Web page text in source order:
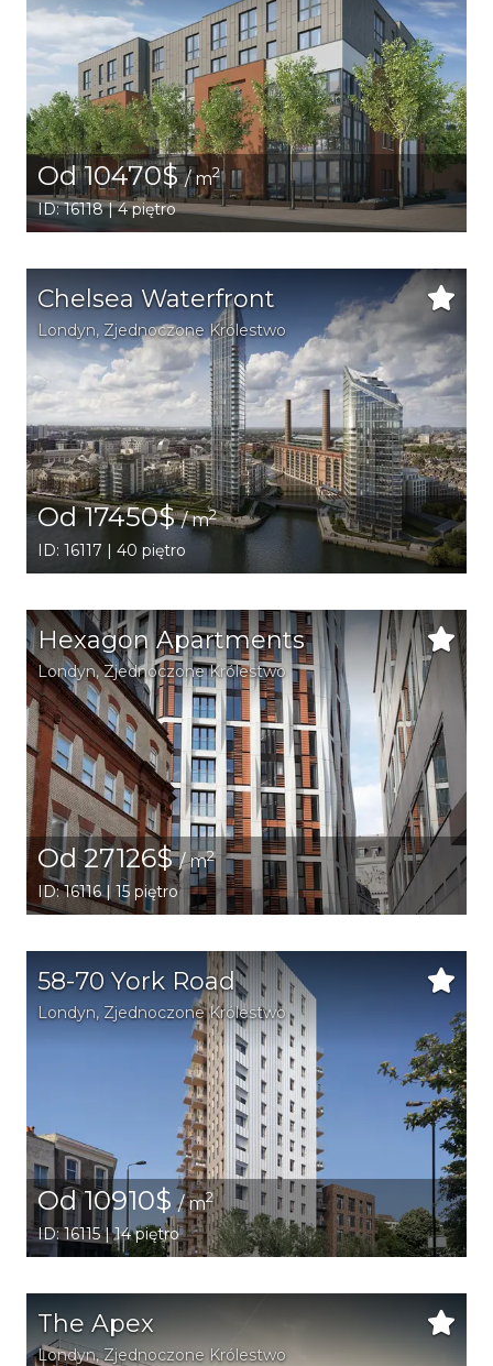
Od 10470$/ m2
ID: 16118 | 4 piętro
Chelsea Waterfront
Londyn, Zjednoczone Królestwo
Od 17450$/ m2
ID: 16117 | 40 piętro
Hexagon Apartments
Londyn, Zjednoczone Królestwo
Od 27126$/ m2
ID: 16116 | 15 piętro
58-70 York Road
Londyn, Zjednoczone Królestwo
Od 10910$/ m2
ID: 16115 | 14 piętro
The Apex
Londyn, Zjednoczone Królestwo